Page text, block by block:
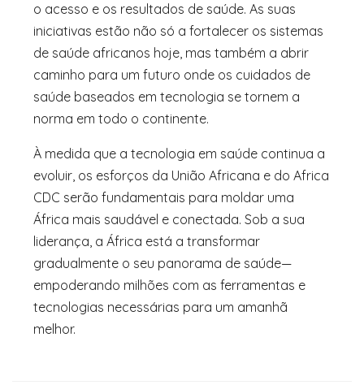
o acesso e os resultados de saúde. As suas
iniciativas estão não só a fortalecer os sistemas
de saúde africanos hoje, mas também a abrir
caminho para um futuro onde os cuidados de
saúde baseados em tecnologia se tornem a
norma em todo o continente.
À medida que a tecnologia em saúde continua a
evoluir, os esforços da União Africana e do Africa
CDC serão fundamentais para moldar uma
África mais saudável e conectada. Sob a sua
liderança, a África está a transformar
gradualmente o seu panorama de saúde—
empoderando milhões com as ferramentas e
tecnologias necessárias para um amanhã
melhor.